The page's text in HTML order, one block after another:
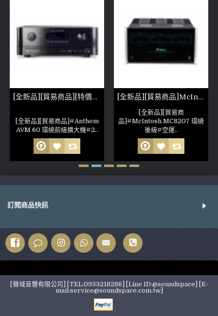
[全新品][貿易商品][特價中]Anthem AVM 60 環繞前級擴大機 (參考照片)
[全新品][貿易商品]#Anthem
AVM 60 環繞前級擴大機#2..
[全新品][貿易商品]McIntosh MC8207 環繞後級(參考照片)
[全新品][貿易商
品]#McIntosh MC8207 環繞
後級#空運..
訂閱商品快訊
[聲域音響有限公司] [TEL:0933218286] [Line ID:@soundspace] [E-
mail:service@soundspace.com.tw]